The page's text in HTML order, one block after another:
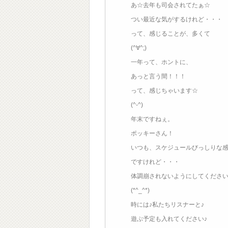
あ☆去年も司会されてたぁ☆
つい最近な気がするけれど・・・
って、感じることが、多くて
(^∀^;)
一年って、ホントに、
あっと言う間！！！
って、感じちゃいます☆
(^-^)
年末ですねぇ。
ポッキーさん！
いつも、スケジュールびっしりな
ですけれど・・・
体調崩されないようにしてください
(*^_^*)
時には♪私たちリスナーと♪
遊ぶ予定も入れてください♪